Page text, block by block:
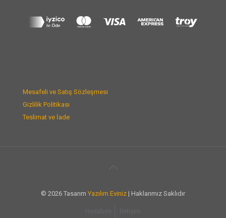
Mesafeli ve Satış Sözleşmesi
Gizlilik Politikası
Teslimat ve İade
© 2026 Tasarım Yazılım Eviniz | Haklarımız Saklıdır
Hesabım İletişim